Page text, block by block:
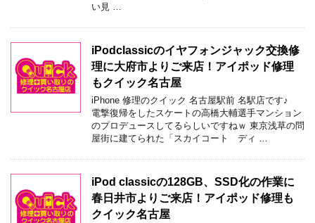
い見 …
iPodclassicのイヤフォンジャック交換修
理に大府市よりご来店！アイポッド修理
もクイック名古屋
iPhone 修理のクイック 名古屋駅前 名駅店です♪
電撃復帰をしたスケートの高橋大輔選手マンション
のプロデュースしてるらしいですねｗ 東京浅草の問
屋街に建てられた「スカイコート ディ …
iPod classicの128GB、SSD化の作業に
春日井市よりご来店！アイポッド修理も
クイック名古屋